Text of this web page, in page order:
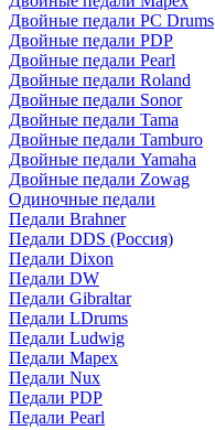
Двойные педали PC Drums
Двойные педали PDP
Двойные педали Pearl
Двойные педали Roland
Двойные педали Sonor
Двойные педали Tama
Двойные педали Tamburo
Двойные педали Yamaha
Двойные педали Zowag
Одиночные педали
Педали Brahner
Педали DDS (Россия)
Педали Dixon
Педали DW
Педали Gibraltar
Педали LDrums
Педали Ludwig
Педали Mapex
Педали Nux
Педали PDP
Педали Pearl